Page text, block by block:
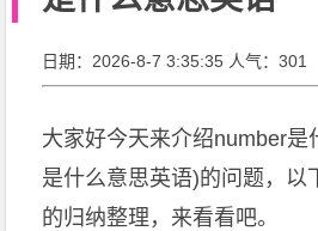
日期：2026-8-7 3:35:35 人气：301
大家好今天来介绍number是
是什么意思英语)的问题，以
的归纳整理，来看看吧。